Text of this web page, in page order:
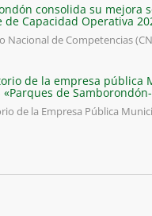
consolida su mejora
de Capacidad Operativa
Nacional de Competencias
de la empresa pública
«Parques de Samborondón-
de la Empresa Pública